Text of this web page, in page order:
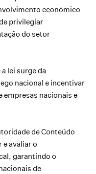
económico
privilegiar
do setor
lei surge da
nacional e incentivar
empresas nacionais e
de Conteúdo
avaliar o
garantindo o
de